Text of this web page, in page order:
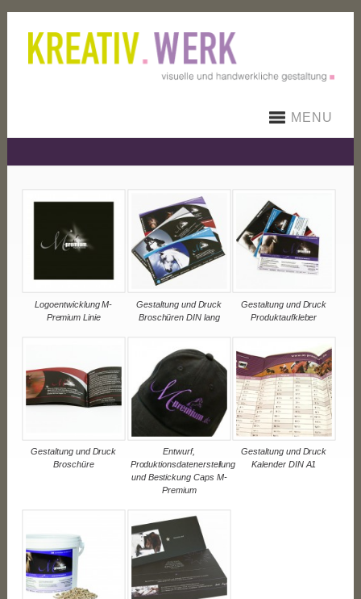
MENU
Logoentwicklung M-
Premium Linie
Gestaltung und Druck
Broschüren DIN lang
Gestaltung und Druck
Produktaufkleber
Gestaltung und Druck
Broschüre
Entwurf,
Produktionsdatenerstellung
und Bestickung Caps M-
Premium
Gestaltung und Druck
Kalender DIN A1